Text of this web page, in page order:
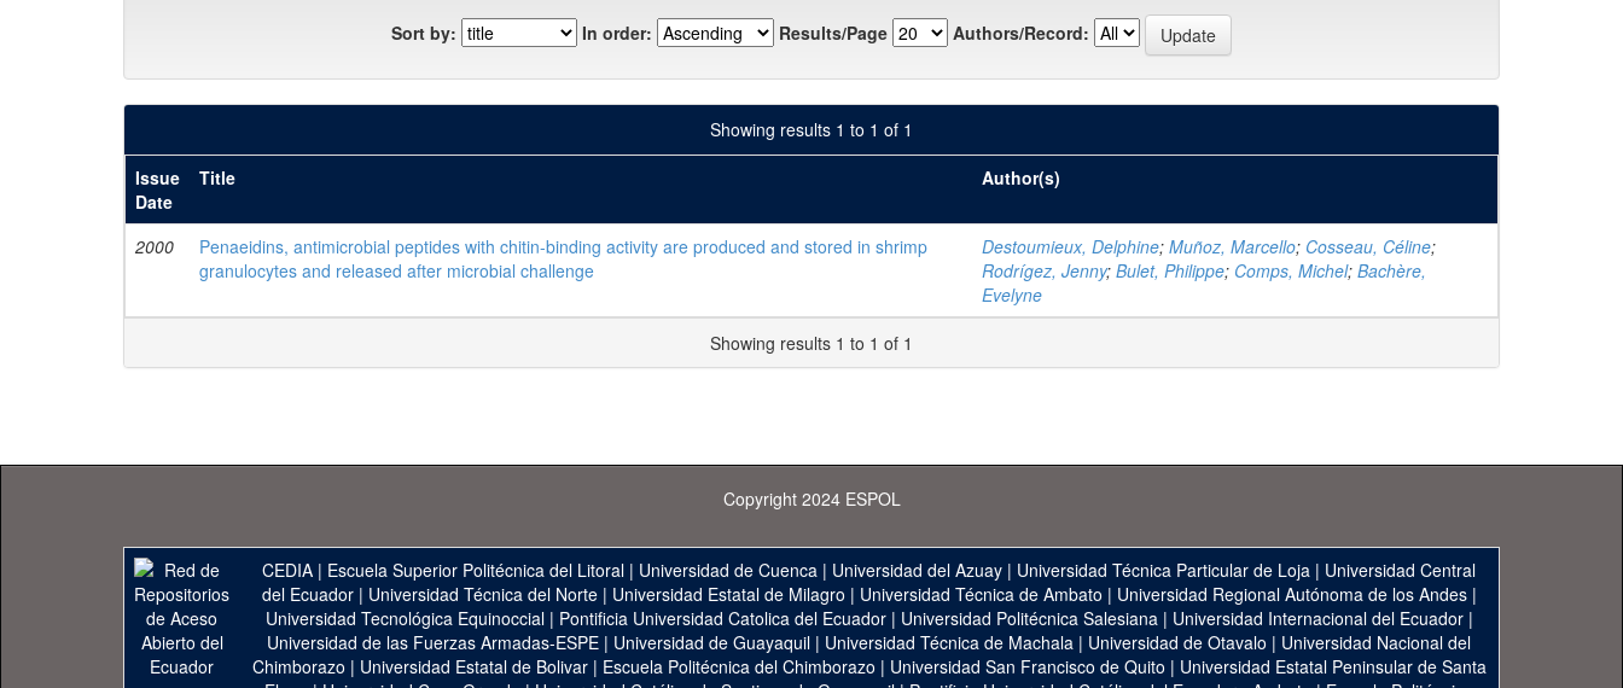
Sort by: In order: Results/Page Authors/Record:
Showing results 1 to 1 of 1
Issue
Date
Title Author(s)
2000
Penaeidins, antimicrobial peptides with chitin-binding activity are produced and stored in shrimp
granulocytes and released after microbial challenge
Destoumieux, Delphine; Muñoz, Marcello; Cosseau, Céline;
Rodrígez, Jenny; Bulet, Philippe; Comps, Michel; Bachère,
Evelyne
Showing results 1 to 1 of 1
Copyright 2024 ESPOL
CEDIA | Escuela Superior Politécnica del Litoral | Universidad de Cuenca | Universidad del Azuay | Universidad Técnica Particular de Loja | Universidad Central
del Ecuador| Universidad Técnica del Norte| Universidad Estatal de Milagro | Universidad Técnica de Ambato | Universidad Regional Autónoma de los Andes|
Universidad Tecnológica Equinoccial| Pontificia Universidad Catolica del Ecuador| Universidad Politécnica Salesiana| Universidad Internacional del Ecuador|
Universidad de las Fuerzas Armadas-ESPE | Universidad de Guayaquil | Universidad Técnica de Machala | Universidad de Otavalo | Universidad Nacional del
Chimborazo | Universidad Estatal de Bolivar| Escuela Politécnica del Chimborazo | Universidad San Francisco de Quito | Universidad Estatal Peninsular de Santa